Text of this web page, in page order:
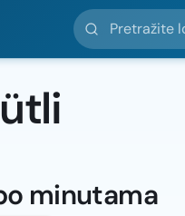
Pretražite lokacije
minutama